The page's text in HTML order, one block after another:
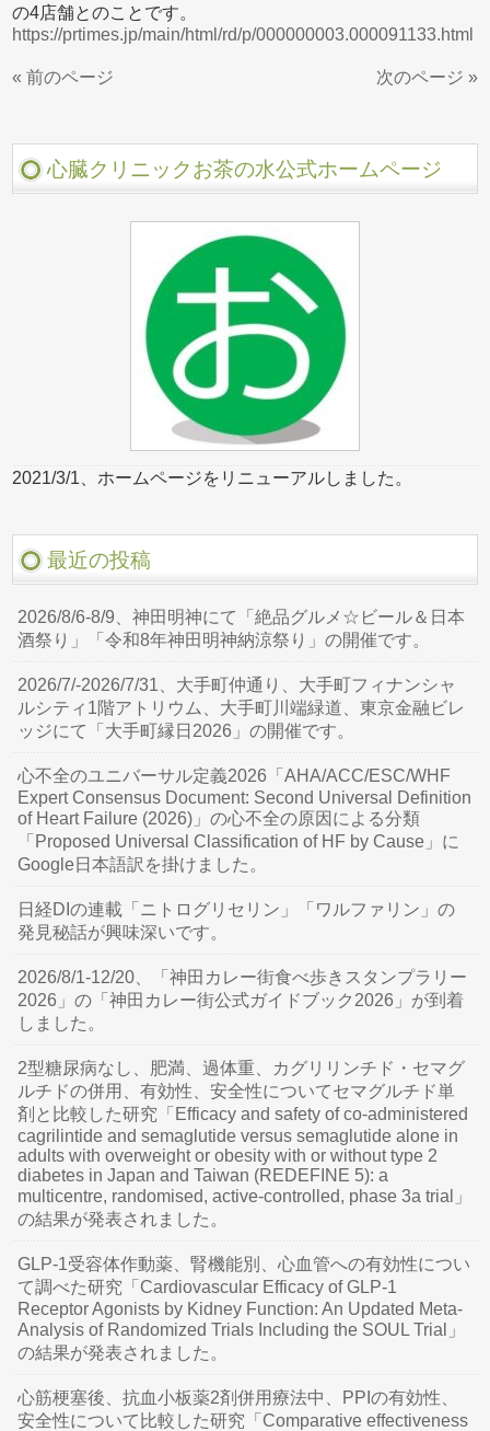
の4店舗とのことです。
https://prtimes.jp/main/html/rd/p/000000003.000091133.html
« 前のページ 次のページ »
心臓クリニックお茶の水公式ホームページ
2021/3/1、ホームページをリニューアルしました。
最近の投稿
2026/8/6-8/9、神田明神にて「絶品グルメ☆ビール＆日本
酒祭り」「令和8年神田明神納涼祭り」の開催です。
2026/7/-2026/7/31、大手町仲通り、大手町フィナンシャ
ルシティ1階アトリウム、大手町川端緑道、東京金融ビレ
ッジにて「大手町縁日2026」の開催です。
心不全のユニバーサル定義2026「AHA/ACC/ESC/WHF
Expert Consensus Document: Second Universal Definition
of Heart Failure (2026)」の心不全の原因による分類
「Proposed Universal Classification of HF by Cause」に
Google日本語訳を掛けました。
日経DIの連載「ニトログリセリン」「ワルファリン」の
発見秘話が興味深いです。
2026/8/1-12/20、「神田カレー街食べ歩きスタンプラリー
2026」の「神田カレー街公式ガイドブック2026」が到着
しました。
2型糖尿病なし、肥満、過体重、カグリリンチド・セマグ
ルチドの併用、有効性、安全性についてセマグルチド単
剤と比較した研究「Efficacy and safety of co-administered
cagrilintide and semaglutide versus semaglutide alone in
adults with overweight or obesity with or without type 2
diabetes in Japan and Taiwan (REDEFINE 5): a
multicentre, randomised, active-controlled, phase 3a trial」
の結果が発表されました。
GLP-1受容体作動薬、腎機能別、心血管への有効性につい
て調べた研究「Cardiovascular Efficacy of GLP-1
Receptor Agonists by Kidney Function: An Updated Meta-
Analysis of Randomized Trials Including the SOUL Trial」
の結果が発表されました。
心筋梗塞後、抗血小板薬2剤併用療法中、PPIの有効性、
安全性について比較した研究「Comparative effectiveness